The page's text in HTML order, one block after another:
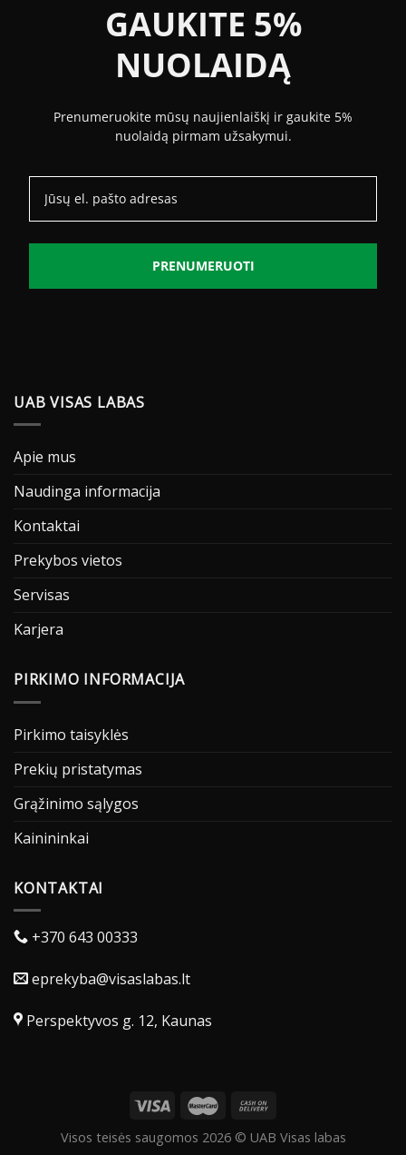
GAUKITE 5%
NUOLAIDĄ
Prenumeruokite mūsų naujienlaiškį ir gaukite 5%
nuolaidą pirmam užsakymui.
PRENUMERUOTI
UAB VISAS LABAS
Apie mus
Naudinga informacija
Kontaktai
Prekybos vietos
Servisas
Karjera
PIRKIMO INFORMACIJA
Pirkimo taisyklės
Prekių pristatymas
Grąžinimo sąlygos
Kainininkai
KONTAKTAI
+370 643 00333
eprekyba@visaslabas.lt
Perspektyvos g. 12, Kaunas
Visos teisės saugomos 2026 © UAB Visas labas